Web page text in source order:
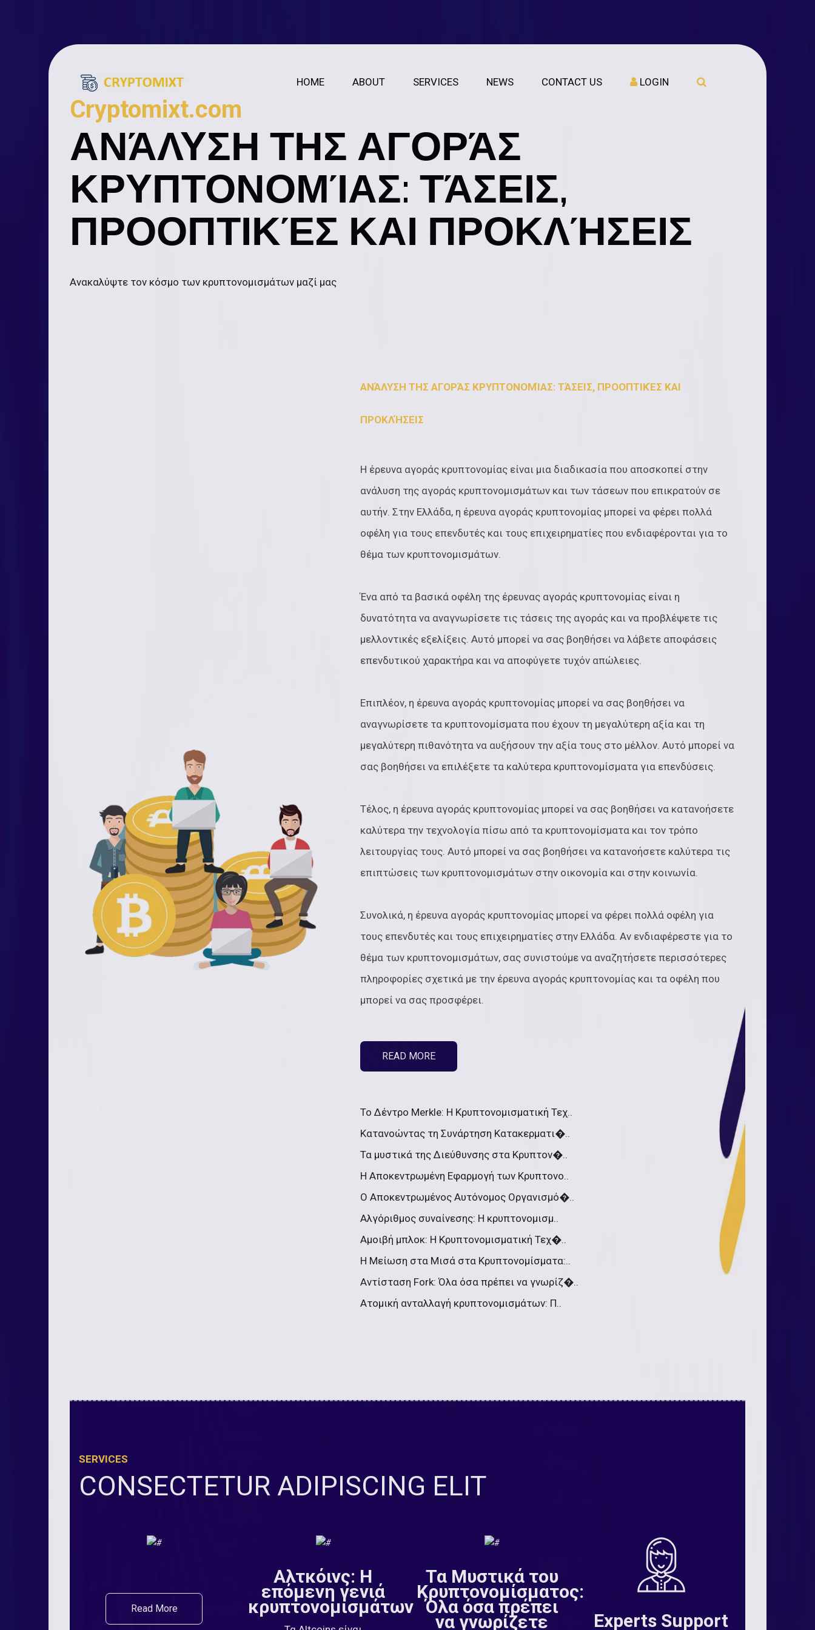
HOME ABOUT SERVICES NEWS CONTACT US LOGIN
Cryptomixt.com
ΑΝΆΛΥΣΗ ΤΗΣ ΑΓΟΡΆΣ
ΚΡΥΠΤΟΝΟΜΊΑΣ: ΤΆΣΕΙΣ,
ΠΡΟΟΠΤΙΚΈΣ ΚΑΙ ΠΡΟΚΛΉΣΕΙΣ
Ανακαλύψτε τον κόσμο των κρυπτονομισμάτων μαζί μας
ΑΝΆΛΥΣΗ ΤΗΣ ΑΓΟΡΆΣ ΚΡΥΠΤΟΝΟΜΊΑΣ: ΤΆΣΕΙΣ, ΠΡΟΟΠΤΙΚΈΣ ΚΑΙ
ΠΡΟΚΛΉΣΕΙΣ
Η έρευνα αγοράς κρυπτονομίας είναι μια διαδικασία που αποσκοπεί στην
ανάλυση της αγοράς κρυπτονομισμάτων και των τάσεων που επικρατούν σε
αυτήν. Στην Ελλάδα, η έρευνα αγοράς κρυπτονομίας μπορεί να φέρει πολλά
οφέλη για τους επενδυτές και τους επιχειρηματίες που ενδιαφέρονται για το
θέμα των κρυπτονομισμάτων.
Ένα από τα βασικά οφέλη της έρευνας αγοράς κρυπτονομίας είναι η
δυνατότητα να αναγνωρίσετε τις τάσεις της αγοράς και να προβλέψετε τις
μελλοντικές εξελίξεις. Αυτό μπορεί να σας βοηθήσει να λάβετε αποφάσεις
επενδυτικού χαρακτήρα και να αποφύγετε τυχόν απώλειες.
Επιπλέον, η έρευνα αγοράς κρυπτονομίας μπορεί να σας βοηθήσει να
αναγνωρίσετε τα κρυπτονομίσματα που έχουν τη μεγαλύτερη αξία και τη
μεγαλύτερη πιθανότητα να αυξήσουν την αξία τους στο μέλλον. Αυτό μπορεί να
σας βοηθήσει να επιλέξετε τα καλύτερα κρυπτονομίσματα για επενδύσεις.
Τέλος, η έρευνα αγοράς κρυπτονομίας μπορεί να σας βοηθήσει να κατανοήσετε
καλύτερα την τεχνολογία πίσω από τα κρυπτονομίσματα και τον τρόπο
λειτουργίας τους. Αυτό μπορεί να σας βοηθήσει να κατανοήσετε καλύτερα τις
επιπτώσεις των κρυπτονομισμάτων στην οικονομία και στην κοινωνία.
Συνολικά, η έρευνα αγοράς κρυπτονομίας μπορεί να φέρει πολλά οφέλη για
τους επενδυτές και τους επιχειρηματίες στην Ελλάδα. Αν ενδιαφέρεστε για το
θέμα των κρυπτονομισμάτων, σας συνιστούμε να αναζητήσετε περισσότερες
πληροφορίες σχετικά με την έρευνα αγοράς κρυπτονομίας και τα οφέλη που
μπορεί να σας προσφέρει.
READ MORE
Το Δέντρο Merkle: Η Κρυπτονομισματική Τεχ..
Κατανοώντας τη Συνάρτηση Κατακερματι�..
Τα μυστικά της Διεύθυνσης στα Κρυπτον�..
Η Αποκεντρωμένη Εφαρμογή των Κρυπτονο..
Ο Αποκεντρωμένος Αυτόνομος Οργανισμό�..
Αλγόριθμος συναίνεσης: Η κρυπτονομισμ..
Αμοιβή μπλοκ: Η Κρυπτονομισματική Τεχ�..
Η Μείωση στα Μισά στα Κρυπτονομίσματα:..
Αντίσταση Fork: Όλα όσα πρέπει να γνωρίζ�..
Ατομική ανταλλαγή κρυπτονομισμάτων: Π..
SERVICES
CONSECTETUR ADIPISCING ELIT
Read More
Αλτκόινς: Η
επόμενη γενιά
κρυπτονομισμάτων
Τα Μυστικά του
Κρυπτονομίσματος:
Όλα όσα πρέπει
να γνωρίζετε Experts Support